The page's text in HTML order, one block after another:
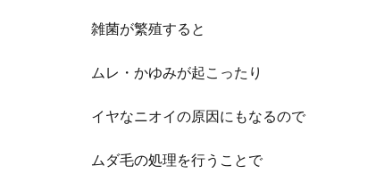
雑菌が繁殖すると
ムレ・かゆみが起こったり
イヤなニオイの原因にもなるので
ムダ毛の処理を行うことで